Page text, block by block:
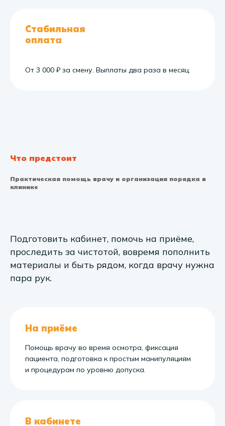
Стабильная
оплата
От 3 000 ₽ за смену. Выплаты два раза в месяц.
Что предстоит
Практическая помощь врачу и организация порядка в
клинике
Подготовить кабинет, помочь на приёме,
проследить за чистотой, вовремя пополнить
материалы и быть рядом, когда врачу нужна
пара рук.
На приёме
Помощь врачу во время осмотра, фиксация
пациента, подготовка к простым манипуляциям
и процедурам по уровню допуска.
В кабинете